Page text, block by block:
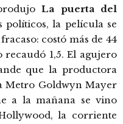
La puerta del
políticos, la película se
costó más de 44
1,5. El agujero
que la productora
Metro Goldwyn Mayer
a la mañana se vino
la corriente